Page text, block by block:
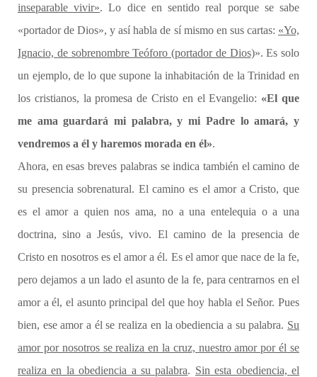
inseparable vivir». Lo dice en sentido real porque se sabe
«portador de Dios», y así habla de sí mismo en sus cartas: «Yo,
Ignacio, de sobrenombre Teóforo (portador de Dios)». Es solo
un ejemplo, de lo que supone la inhabitación de la Trinidad en
los cristianos, la promesa de Cristo en el Evangelio: «El que
me ama guardará mi palabra, y mi Padre lo amará, y
vendremos a él y haremos morada en él».
Ahora, en esas breves palabras se indica también el camino de
su presencia sobrenatural. El camino es el amor a Cristo, que
es el amor a quien nos ama, no a una entelequia o a una
doctrina, sino a Jesús, vivo. El camino de la presencia de
Cristo en nosotros es el amor a él. Es el amor que nace de la fe,
pero dejamos a un lado el asunto de la fe, para centrarnos en el
amor a él, el asunto principal del que hoy habla el Señor. Pues
bien, ese amor a él se realiza en la obediencia a su palabra. Su
amor por nosotros se realiza en la cruz, nuestro amor por él se
realiza en la obediencia a su palabra. Sin esta obediencia, el